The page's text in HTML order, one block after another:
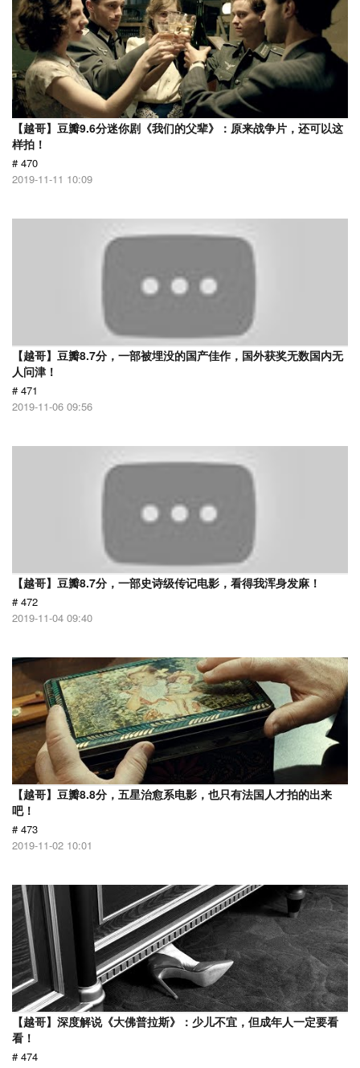
【越哥】豆瓣9.6分迷你剧《我们的父辈》：原来战争片，还可以这
样拍！
# 470
2019-11-11 10:09
【越哥】豆瓣8.7分，一部被埋没的国产佳作，国外获奖无数国内无
人问津！
# 471
2019-11-06 09:56
【越哥】豆瓣8.7分，一部史诗级传记电影，看得我浑身发麻！
# 472
2019-11-04 09:40
【越哥】豆瓣8.8分，五星治愈系电影，也只有法国人才拍的出来
吧！
# 473
2019-11-02 10:01
【越哥】深度解说《大佛普拉斯》：少儿不宜，但成年人一定要看
看！
# 474